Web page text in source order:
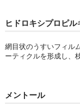
ヒドロキシプロピル
網目状のうすいフィル
ーティクルを形成し、
メントール